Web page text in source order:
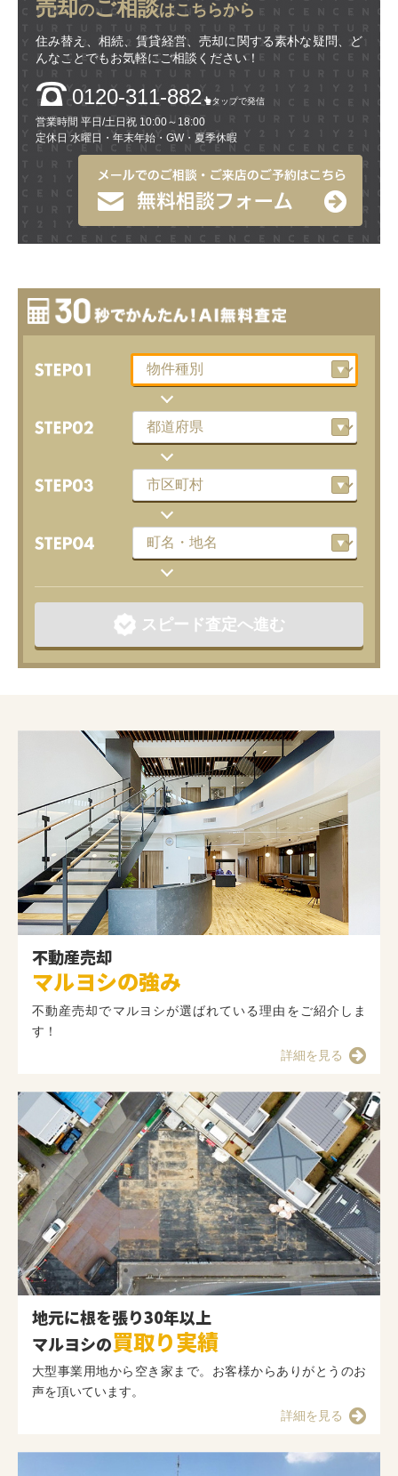
売却のご相談はこちらから
住み替え、相続、賃貸経営、売却に関する素朴な疑問、ど
んなことでもお気軽にご相談ください！
0120-311-882 タップで発信
営業時間 平日/土日祝 10:00～18:00
定休日 水曜日・年末年始・GW・夏季休暇
スピード査定へ進む
不動産売却
マルヨシの強み
不動産売却でマルヨシが選ばれている理由をご紹介しま
す！
詳細を見る
地元に根を張り30年以上
マルヨシの買取り実績
大型事業用地から空き家まで。お客様からありがとうのお
声を頂いています。
詳細を見る